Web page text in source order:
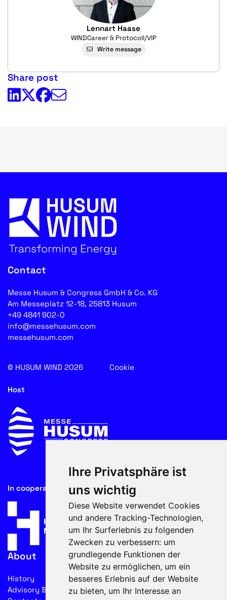
Ihre Privatsphäre ist
uns wichtig
Diese Website verwendet Cookies
und andere Tracking-Technologien,
um Ihr Surferlebnis zu folgenden
Zwecken zu verbessern: um
grundlegende Funktionen der
Website zu ermöglichen, um ein
besseres Erlebnis auf der Website
zu bieten, um Ihr Interesse an
Lennart Haase
WINDCareer & Protocoll/VIP
Write message
Share post
Contact
Messe Husum & Congress GmbH & Co. KG
Am Messeplatz 12-18, 25813 Husum
+49 4841 902-0
info@messehusum.com
messehusum.com
© HUSUM WIND 2026 Cookie
Host
In cooperation with
About
History
Advisory Board